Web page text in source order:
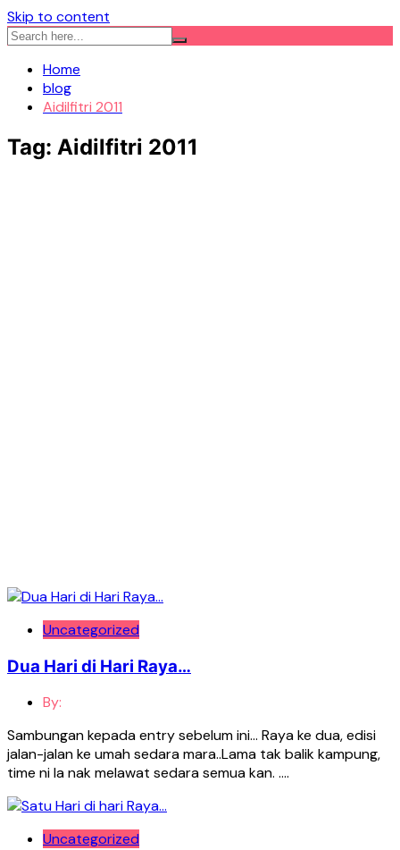
Skip to content
Home
blog
Aidilfitri 2011
Tag: Aidilfitri 2011
Uncategorized
Dua Hari di Hari Raya…
By:
Sambungan kepada entry sebelum ini… Raya ke dua, edisi
jalan-jalan ke umah sedara mara..Lama tak balik kampung,
time ni la nak melawat sedara semua kan. ….
Uncategorized